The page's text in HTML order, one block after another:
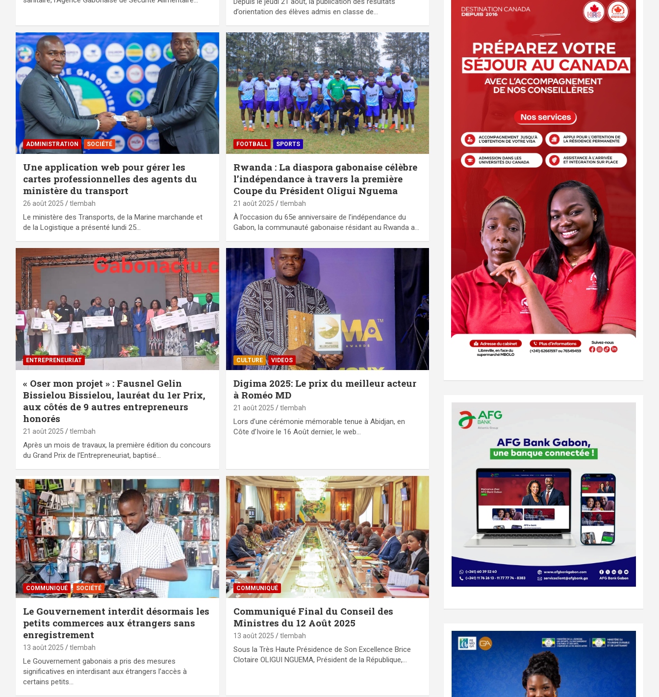
d’orientation des élèves admis en classe de…
ADMINISTRATION SOCIÉTÉ
Une application web pour gérer les
cartes professionnelles des agents du
ministère du transport
26 août 2025 tlembah
Le ministère des Transports, de la Marine marchande et
de la Logistique a présenté lundi 25…
FOOTBALL SPORTS
Rwanda : La diaspora gabonaise célèbre
l’indépendance à travers la première
Coupe du Président Oligui Nguema
21 août 2025 tlembah
À l’occasion du 65e anniversaire de l’indépendance du
Gabon, la communauté gabonaise résidant au Rwanda a…
ENTREPRENEURIAT
« Oser mon projet » : Fausnel Gelin
Bissielou Bissielou, lauréat du 1er Prix,
aux côtés de 9 autres entrepreneurs
honorés
21 août 2025 tlembah
Après un mois de travaux, la première édition du concours
du Grand Prix de l’Entrepreneuriat, baptisé…
CULTURE VIDEOS
Digima 2025: Le prix du meilleur acteur
à Roméo MD
21 août 2025 tlembah
Lors d’une cérémonie mémorable tenue à Abidjan, en
Côte d’Ivoire le 16 Août dernier, le web…
COMMUNIQUÉ SOCIÉTÉ
Le Gouvernement interdit désormais les
petits commerces aux étrangers sans
enregistrement
13 août 2025 tlembah
Le Gouvernement gabonais a pris des mesures
significatives en interdisant aux étrangers l’accès à
certains petits…
COMMUNIQUÉ
Communiqué Final du Conseil des
Ministres du 12 Août 2025
13 août 2025 tlembah
Sous la Très Haute Présidence de Son Excellence Brice
Clotaire OLIGUI NGUEMA, Président de la République,…